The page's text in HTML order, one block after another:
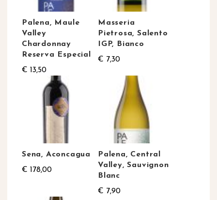
Palena, Maule
Valley
Chardonnay
Reserva Especial
€ 13,50
Masseria
Pietrosa, Salento
IGP, Bianco
€ 7,30
Sena, Aconcagua
€ 178,00
Palena, Central
Valley, Sauvignon
Blanc
€ 7,90